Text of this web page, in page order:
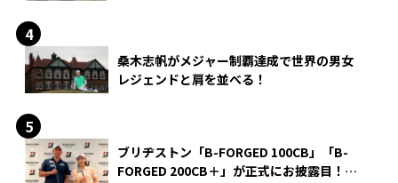
桑木志帆がメジャー制覇達成で世界の男女
レジェンドと肩を並べる！
ブリヂストン「B-FORGED 100CB」「B-
FORGED 200CB＋」が正式にお披露目！